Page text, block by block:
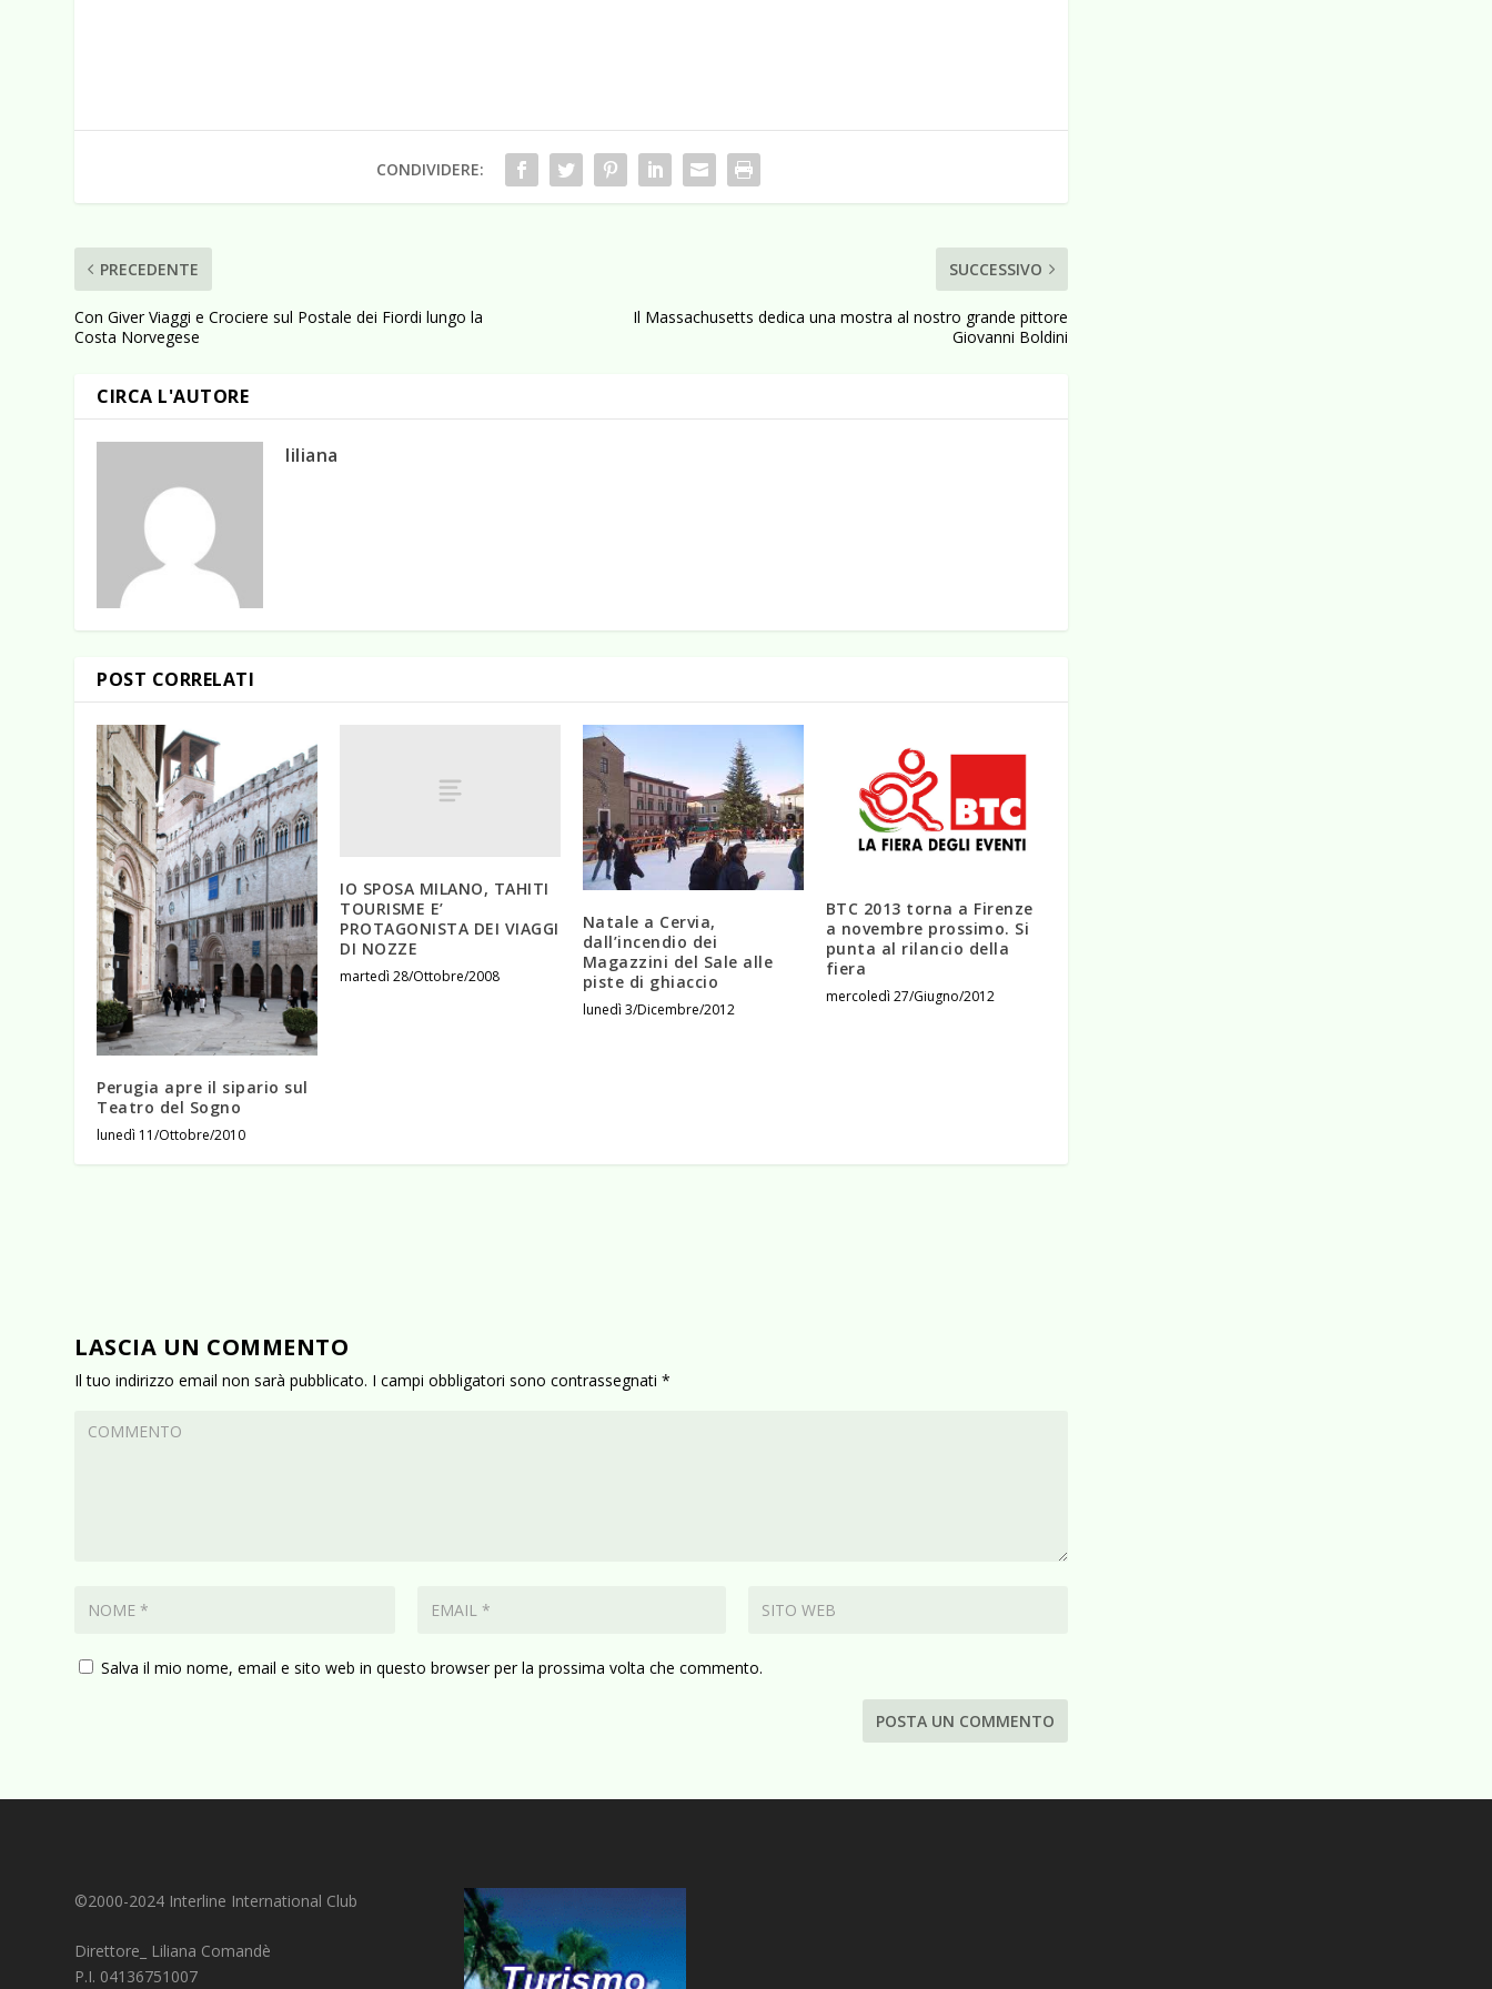
CONDIVIDERE:
PRECEDENTE
Con Giver Viaggi e Crociere sul Postale dei Fiordi lungo la
Costa Norvegese
SUCCESSIVO
Il Massachusetts dedica una mostra al nostro grande pittore
Giovanni Boldini
CIRCA L'AUTORE
liliana
POST CORRELATI
Perugia apre il sipario sul
Teatro del Sogno
lunedì 11/Ottobre/2010
IO SPOSA MILANO, TAHITI
TOURISME E’
PROTAGONISTA DEI VIAGGI
DI NOZZE
martedì 28/Ottobre/2008
Natale a Cervia,
dall’incendio dei
Magazzini del Sale alle
piste di ghiaccio
lunedì 3/Dicembre/2012
BTC 2013 torna a Firenze
a novembre prossimo. Si
punta al rilancio della
fiera
mercoledì 27/Giugno/2012
LASCIA UN COMMENTO
Il tuo indirizzo email non sarà pubblicato. I campi obbligatori sono contrassegnati*
Salva il mio nome, email e sito web in questo browser per la prossima volta che commento.
©2000-2024 Interline International Club
Direttore_ Liliana Comandè
P.I. 04136751007